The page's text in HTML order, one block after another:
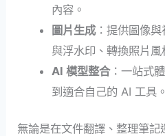
內容。
圖片生成：提供圖像與
與浮水印、轉換照片風
AI 模型整合：一站式
到適合自己的 AI 工具。
無論是在文件翻譯、整理筆